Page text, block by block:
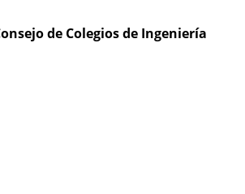
de Colegios de Ingeniería